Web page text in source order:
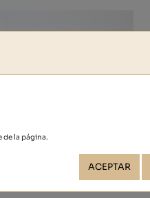
de la página.
ACEPTAR